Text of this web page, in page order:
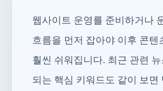
웹사이트 운영를 준비하거나
흐름을 먼저 잡아야 이후 콘텐
훨씬 쉬워집니다. 최근 관련
되는 핵심 키워드도 같이 보면